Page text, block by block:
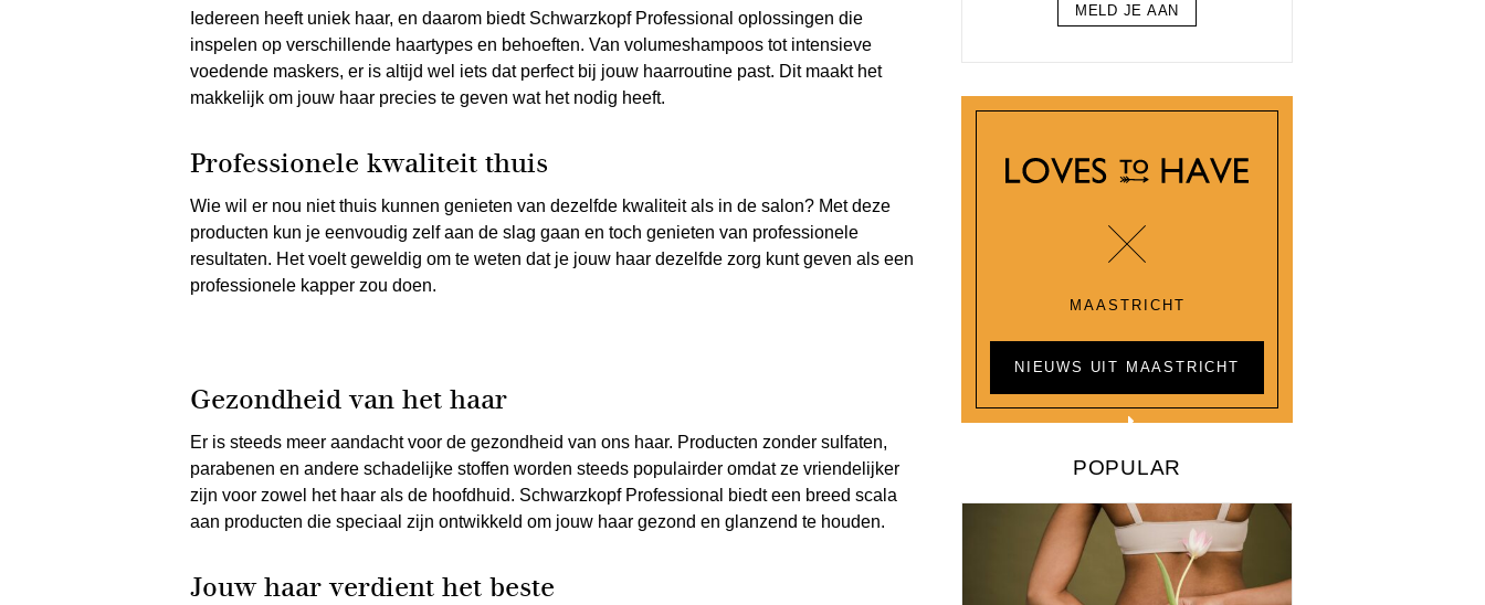
Iedereen heeft uniek haar, en daarom biedt Schwarzkopf Professional oplossingen die
inspelen op verschillende haartypes en behoeften. Van volumeshampoos tot intensieve
voedende maskers, er is altijd wel iets dat perfect bij jouw haarroutine past. Dit maakt het
makkelijk om jouw haar precies te geven wat het nodig heeft.
Professionele kwaliteit thuis
Wie wil er nou niet thuis kunnen genieten van dezelfde kwaliteit als in de salon? Met deze
producten kun je eenvoudig zelf aan de slag gaan en toch genieten van professionele
resultaten. Het voelt geweldig om te weten dat je jouw haar dezelfde zorg kunt geven als een
professionele kapper zou doen.
Gezondheid van het haar
Er is steeds meer aandacht voor de gezondheid van ons haar. Producten zonder sulfaten,
parabenen en andere schadelijke stoffen worden steeds populairder omdat ze vriendelijker
zijn voor zowel het haar als de hoofdhuid. Schwarzkopf Professional biedt een breed scala
aan producten die speciaal zijn ontwikkeld om jouw haar gezond en glanzend te houden.
Jouw haar verdient het beste
MELD JE AAN
MAASTRICHT
NIEUWS UIT MAASTRICHT
POPULAR